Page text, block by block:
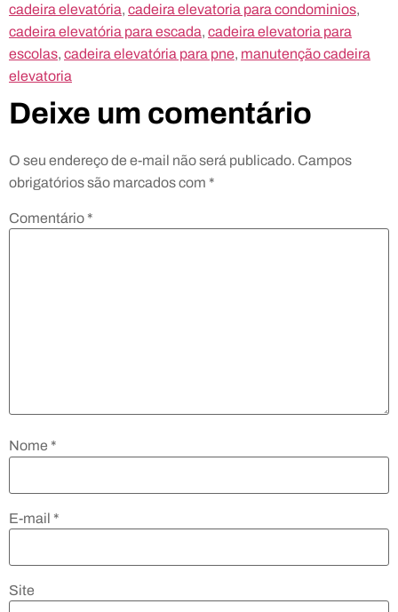
cadeira elevatória, cadeira elevatoria para condominios,
cadeira elevatória para escada, cadeira elevatoria para
escolas, cadeira elevatória para pne, manutenção cadeira
elevatoria
Deixe um comentário
O seu endereço de e-mail não será publicado. Campos
obrigatórios são marcados com *
Comentário *
Nome *
E-mail *
Site